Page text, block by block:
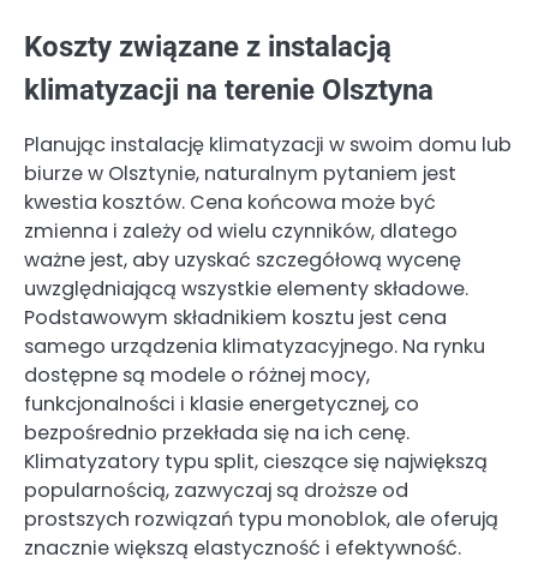
Koszty związane z instalacją
klimatyzacji na terenie Olsztyna
Planując instalację klimatyzacji w swoim domu lub
biurze w Olsztynie, naturalnym pytaniem jest
kwestia kosztów. Cena końcowa może być
zmienna i zależy od wielu czynników, dlatego
ważne jest, aby uzyskać szczegółową wycenę
uwzględniającą wszystkie elementy składowe.
Podstawowym składnikiem kosztu jest cena
samego urządzenia klimatyzacyjnego. Na rynku
dostępne są modele o różnej mocy,
funkcjonalności i klasie energetycznej, co
bezpośrednio przekłada się na ich cenę.
Klimatyzatory typu split, cieszące się największą
popularnością, zazwyczaj są droższe od
prostszych rozwiązań typu monoblok, ale oferują
znacznie większą elastyczność i efektywność.